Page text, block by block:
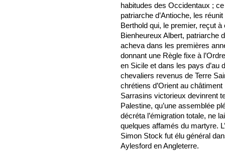
habitudes des Occidentaux ;
patriarche d’Antioche, les
Berthold qui, le premier, reçut
Bienheureux Albert, patriarche
acheva dans les premières
donnant une Règle fixe à
en Sicile et dans les pays d’au
chevaliers revenus de Terre
chrétiens d’Orient au
Sarrasins victorieux devinrent
Palestine, qu’une assemblée
décréta l’émigration totale, ne
quelques affamés du martyre.
Simon Stock fut élu général
Aylesford en Angleterre.